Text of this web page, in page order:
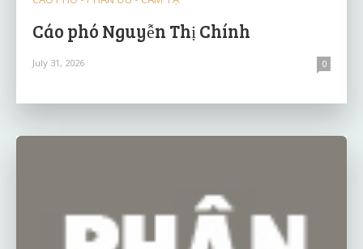
Cáo phó Nguyễn Thị Chính
July 31, 2026 0